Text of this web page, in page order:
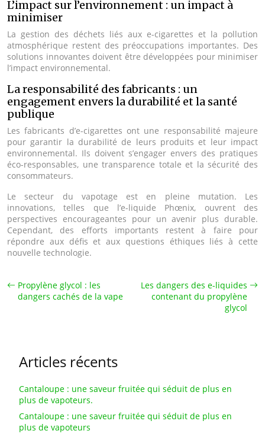
L’impact sur l’environnement : un impact à
minimiser
La gestion des déchets liés aux e-cigarettes et la pollution
atmosphérique restent des préoccupations importantes. Des
solutions innovantes doivent être développées pour minimiser
l’impact environnemental.
La responsabilité des fabricants : un
engagement envers la durabilité et la santé
publique
Les fabricants d’e-cigarettes ont une responsabilité majeure
pour garantir la durabilité de leurs produits et leur impact
environnemental. Ils doivent s’engager envers des pratiques
éco-responsables, une transparence totale et la sécurité des
consommateurs.
Le secteur du vapotage est en pleine mutation. Les
innovations, telles que l’e-liquide Phœnix, ouvrent des
perspectives encourageantes pour un avenir plus durable.
Cependant, des efforts importants restent à faire pour
répondre aux défis et aux questions éthiques liés à cette
nouvelle technologie.
Propylène glycol : les
dangers cachés de la vape
Les dangers des e-liquides
contenant du propylène
glycol
Articles récents
Cantaloupe : une saveur fruitée qui séduit de plus en
plus de vapoteurs.
Cantaloupe : une saveur fruitée qui séduit de plus en
plus de vapoteurs